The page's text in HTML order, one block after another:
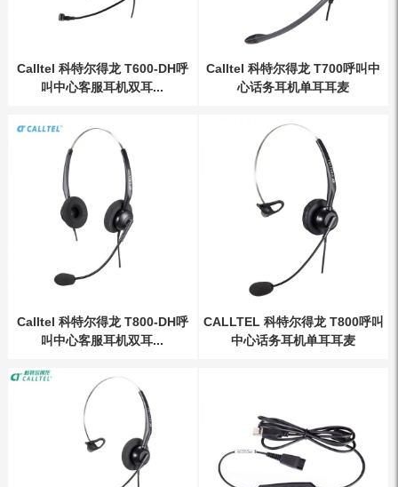
Calltel 科特尔得龙 T600-DH呼
叫中心客服耳机双耳...
Calltel 科特尔得龙 T700呼叫中
心话务耳机单耳耳麦
Calltel 科特尔得龙 T800-DH呼
叫中心客服耳机双耳...
CALLTEL 科特尔得龙 T800呼叫
中心话务耳机单耳耳麦